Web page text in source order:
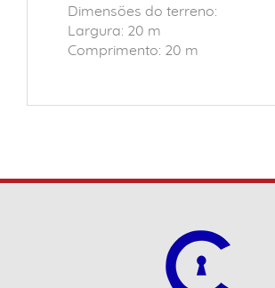
Dimensões do terreno:
Largura: 20 m
Comprimento: 20 m